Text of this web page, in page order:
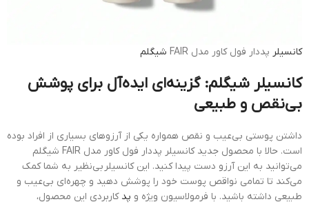
کانسیلر پددار فول كاور مدل FAIR شیگلم
کانسیلر شیگلم: گزینه‌ای ایده‌آل برای پوشش
بی‌نقص و طبیعی
داشتن پوستی بی‌عیب و نقص همواره یکی از آرزوهای بسیاری از افراد بوده
است. حالا با محصول جدید کانسیلر پددار فول کاور مدل FAIR شیگلم
می‌توانید به این آرزو دست پیدا کنید. این کانسیلر بی‌نظیر به شما کمک
می‌کند تا تمامی نواقص پوست خود را پوشش دهید و چهره‌ای بی‌عیب و
طبیعی داشته باشید. با فرمولاسیون ویژه و پد کاربردی این محصول،